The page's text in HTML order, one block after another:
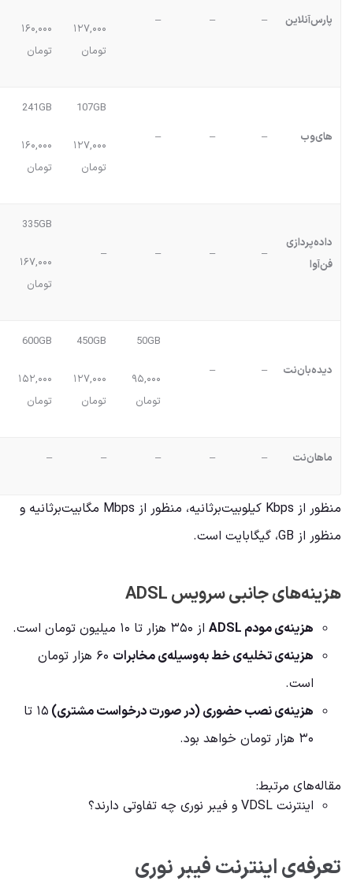
پارس‌آنلاین –
–
–
۱۲۷,۰۰۰
تومان
۱۶۰,۰۰۰
تومان
های‌وب –
–
–
107GB
۱۲۷,۰۰۰
تومان
241GB
۱۶۰,۰۰۰
تومان
داده‌پردازی
فن‌آوا
–
–
–
–
335GB
۱۶۷,۰۰۰
تومان
دیده‌بان‌نت –
–
50GB
۹۵,۰۰۰
تومان
450GB
۱۲۷,۰۰۰
تومان
600GB
۱۵۲,۰۰۰
تومان
ماهان‌نت –
–
–
–
–
منظور از Kbps کیلوبیت‌برثانیه، منظور از Mbps مگابیت‌برثانیه و
منظور از GB، گیگابایت است.
هزینه‌های جانبی سرویس ADSL
هزینه‌ی مودم ADSL
از ۳۵۰ هزار تا ۱۰ میلیون تومان است.
هزینه‌ی تخلیه‌ی خط به‌وسیله‌ی مخابرات
۶۰ هزار تومان
است.
هزینه‌ی نصب حضوری (در صورت درخواست مشتری)
۱۵ تا
۳۰ هزار تومان خواهد بود.
مقاله‌های مرتبط:
اینترنت VDSL و فیبر نوری چه تفاوتی دارند؟
تعرفه‌ی اینترنت فیبر نوری